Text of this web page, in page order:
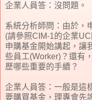
企業人員答：沒問題。
系統分析師問：由於，
(請參照CIM-1的企業
申購基金開始講起，讓
些員工(Worker)？還有
歷哪些重要的手續？
企業人員答：一般是這
要購買基金，理專會先